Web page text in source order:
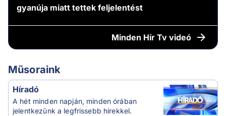
gyanúja miatt tettek feljelentést
Minden Hír Tv videó
Műsoraink
Híradó
A hét minden napján, minden órában
jelentkezünk a legfrissebb hírekkel.